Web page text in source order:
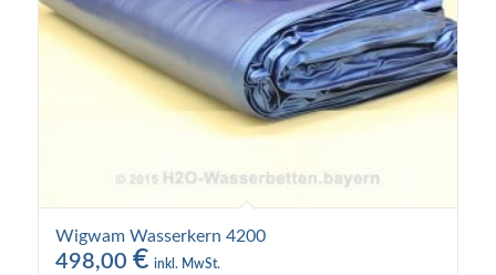
Wigwam Wasserkern 4200
498,00 € inkl. MwSt.